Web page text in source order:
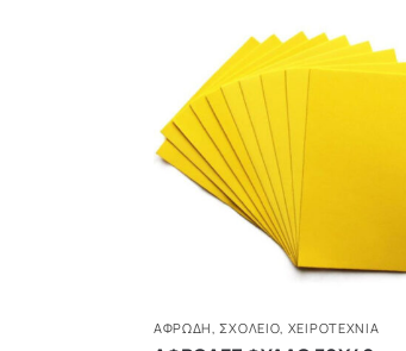
ΑΦΡΏΔΗ ,ΣΧΟΛΕΙΟ ΧΕΙΡΟΤΕΧΝΊΑ